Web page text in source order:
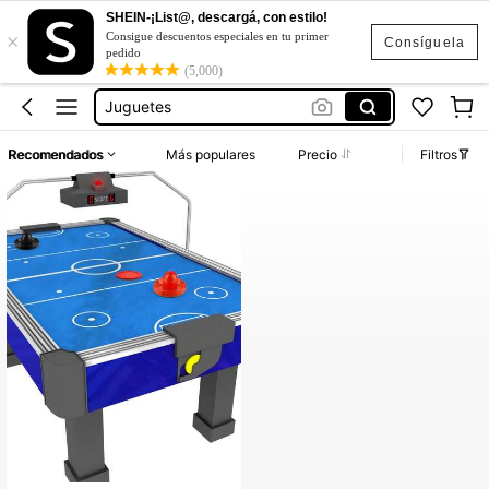
Consíguela
×
SHEIN-¡List@, descargá, con estilo!
Consigue descuentos especiales en tu primer
pedido
(5,000)
Mesa De Billar
Juegos
Juguetes
Air Hockey
Mesa De Billar
Juegos
Recomendados Más populares Precio Filtros